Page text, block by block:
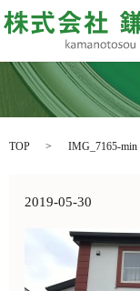
TOP IMG_7165-min
2019-05-30